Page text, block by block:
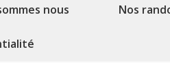
nous Nos